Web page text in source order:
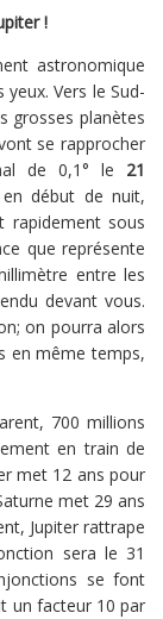
!
astronomique
Vers le Sud-
grosses planètes
se rapprocher
de 0,1° le 21
début de nuit,
rapidement sous
que représente
entre les
devant vous.
on pourra alors
en même temps,
700 millions
en train de
met 12 ans pour
met 29 ans
Jupiter rattrape
sera le 31
se font
un facteur 10 par